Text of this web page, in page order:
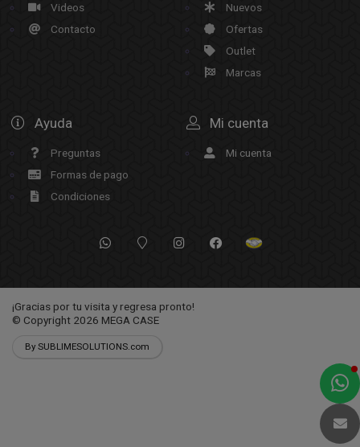
Videos
Contacto
Nuevos
Ofertas
Outlet
Marcas
Ayuda
Preguntas
Formas de pago
Condiciones
Mi cuenta
Mi cuenta
¡Gracias por tu visita y regresa pronto!
© Copyright 2026 MEGA CASE
By SUBLIMESOLUTIONS.com